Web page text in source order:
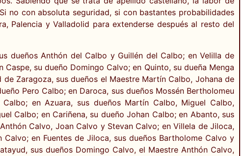
no con absoluta seguridad, si con bastantes probabilidades
Palencia y Valladolid para extenderse después al resto del
dueños Anthón del Calbo y Guillén del Calbo; en Velilla de
su dueño Domingo Calvo; en Quinto, su dueña Menga
Zaragoza, sus dueños el Maestre Martín Calbo, Johana de
Pero Calbo; en Daroca, sus dueños Mossén Bertholomeu
en Azuara, sus dueños Martín Calbo, Miguel Calbo,
Calbo; en Cariñena, su dueño Johan Calbo; en Abanto, sus
Calvo, Joan Calvo y Stevan Calvo; en Villela de Jiloca,
en Fuentes de Jiloca, sus dueños Bartholome Calvo y
sus dueños Domingo Calvo, el Maestre Anthón Calvo,